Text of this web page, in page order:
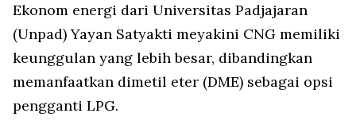
Ekonom energi dari Universitas Padjajaran
(Unpad) Yayan Satyakti meyakini CNG memiliki
keunggulan yang lebih besar, dibandingkan
memanfaatkan dimetil eter (DME) sebagai opsi
pengganti LPG.